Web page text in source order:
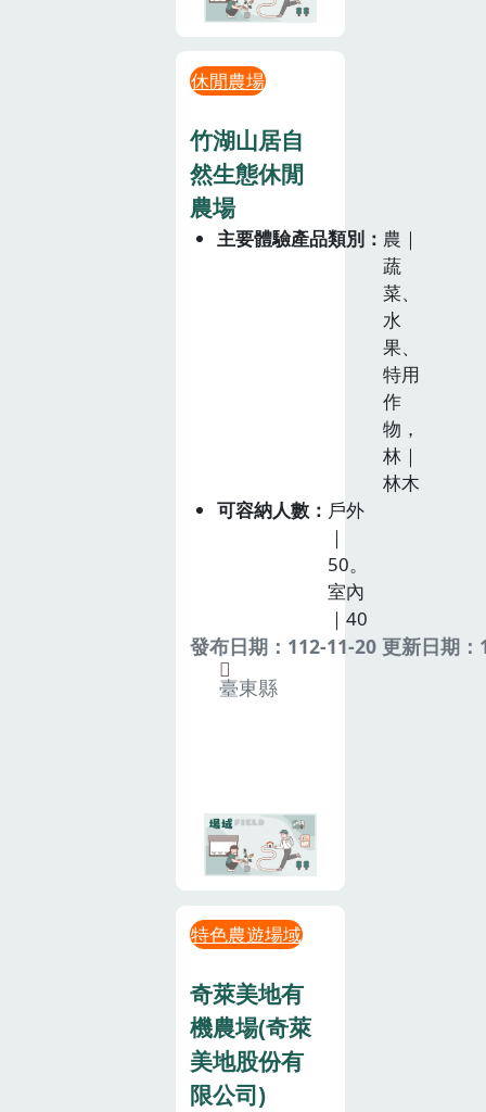
休閒農場
竹湖山居自
然生態休閒
農場
主要體驗產品類別
農｜
蔬
菜、
水
果、
特用
作
物，
林｜
林木
可容納人數
戶外
｜
50。
室內
｜40
發布日期：112-11-20 更新日期
臺東縣
特色農遊場域
奇萊美地有
機農場(奇萊
美地股份有
限公司)